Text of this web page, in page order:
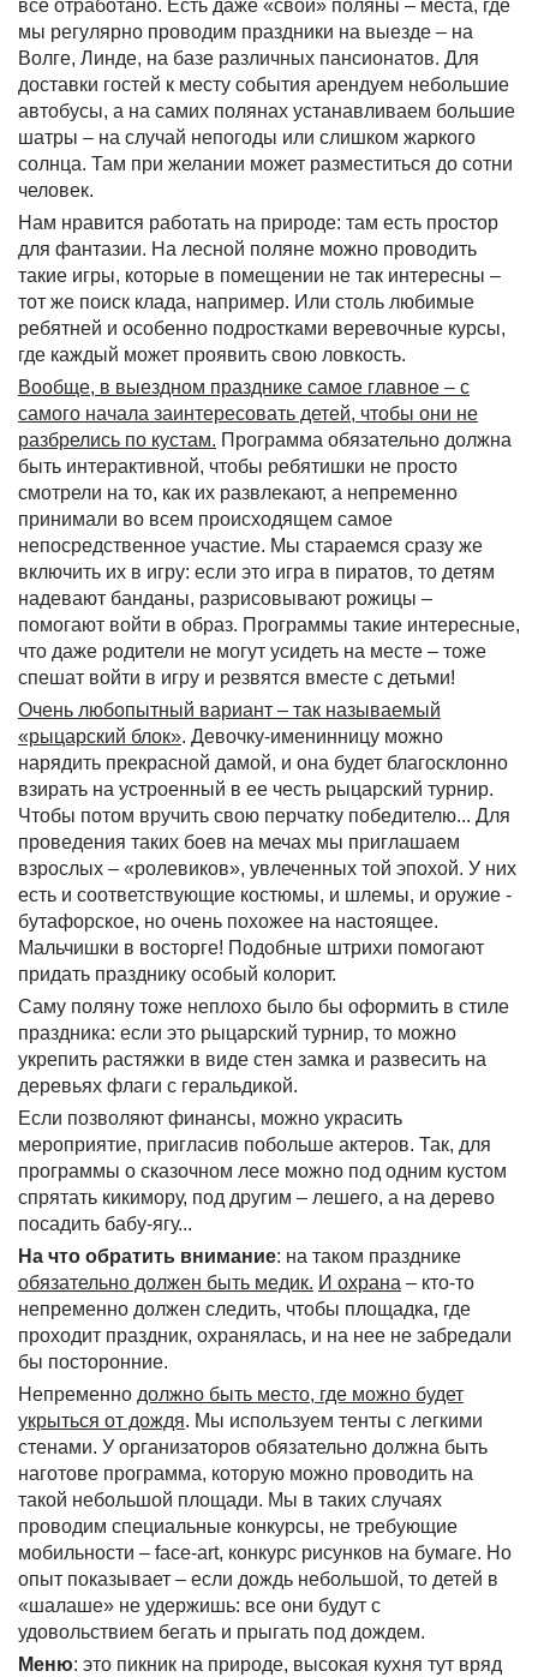
все отработано. Есть даже «свои» поляны – места, где
мы регулярно проводим праздники на выезде – на
Волге, Линде, на базе различных пансионатов. Для
доставки гостей к месту события арендуем небольшие
автобусы, а на самих полянах устанавливаем большие
шатры – на случай непогоды или слишком жаркого
солнца. Там при желании может разместиться до сотни
человек.
Нам нравится работать на природе: там есть простор
для фантазии. На лесной поляне можно проводить
такие игры, которые в помещении не так интересны –
тот же поиск клада, например. Или столь любимые
ребятней и особенно подростками веревочные курсы,
где каждый может проявить свою ловкость.
Вообще, в выездном празднике самое главное – с
самого начала заинтересовать детей, чтобы они не
разбрелись по кустам. Программа обязательно должна
быть интерактивной, чтобы ребятишки не просто
смотрели на то, как их развлекают, а непременно
принимали во всем происходящем самое
непосредственное участие. Мы стараемся сразу же
включить их в игру: если это игра в пиратов, то детям
надевают банданы, разрисовывают рожицы –
помогают войти в образ. Программы такие интересные,
что даже родители не могут усидеть на месте – тоже
спешат войти в игру и резвятся вместе с детьми!
Очень любопытный вариант – так называемый
«рыцарский блок». Девочку-именинницу можно
нарядить прекрасной дамой, и она будет благосклонно
взирать на устроенный в ее честь рыцарский турнир.
Чтобы потом вручить свою перчатку победителю... Для
проведения таких боев на мечах мы приглашаем
взрослых – «ролевиков», увлеченных той эпохой. У них
есть и соответствующие костюмы, и шлемы, и оружие -
бутафорское, но очень похожее на настоящее.
Мальчишки в восторге! Подобные штрихи помогают
придать празднику особый колорит.
Саму поляну тоже неплохо было бы оформить в стиле
праздника: если это рыцарский турнир, то можно
укрепить растяжки в виде стен замка и развесить на
деревьях флаги с геральдикой.
Если позволяют финансы, можно украсить
мероприятие, пригласив побольше актеров. Так, для
программы о сказочном лесе можно под одним кустом
спрятать кикимору, под другим – лешего, а на дерево
посадить бабу-ягу...
На что обратить внимание: на таком празднике
обязательно должен быть медик. И охрана – кто-то
непременно должен следить, чтобы площадка, где
проходит праздник, охранялась, и на нее не забредали
бы посторонние.
Непременно должно быть место, где можно будет
укрыться от дождя. Мы используем тенты с легкими
стенами. У организаторов обязательно должна быть
наготове программа, которую можно проводить на
такой небольшой площади. Мы в таких случаях
проводим специальные конкурсы, не требующие
мобильности – face-art, конкурс рисунков на бумаге. Но
опыт показывает – если дождь небольшой, то детей в
«шалаше» не удержишь: все они будут с
удовольствием бегать и прыгать под дождем.
Меню: это пикник на природе, высокая кухня тут вряд